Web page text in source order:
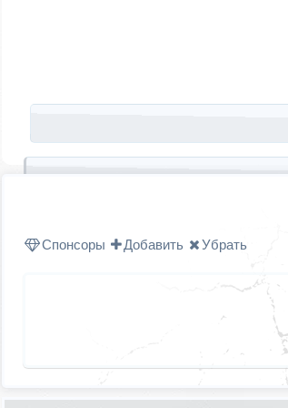
Запись навигация
Спонсоры Добавить Убрать